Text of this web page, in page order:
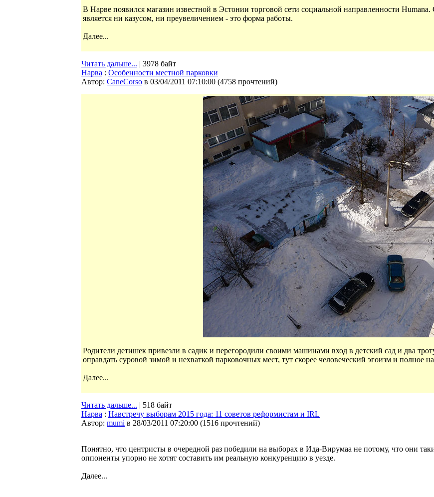
В Нарве появился магазин известной в Эстонии торговой сети социальной направленности
является ни казусом, ни преувеличением - это форма работы.
Далее...
Читать дальше... | 3978 байт
Нарва : Особенности местной парковки
Автор: CaneCorso в 03/04/2011 07:10:00 (4758 прочтений)
Родители детишек привезли в садик и перегородили своими машинами вход в детский сад и два
оправдать суровой зимой и нехваткой парковочных мест, тут скорее человеческий эгоизм и полное
Далее...
Читать дальше... | 518 байт
Нарва : Навстречу выборам 2015 года: 11 советов реформистам и IRL
Автор: mumi в 28/03/2011 07:20:00 (1516 прочтений)
Понятно, что центристы в очередной раз победили на выборах в Ида-Вирумаа не потому, что они
оппоненты упорно не хотят составить им реальную конкуренцию в уезде.
Далее...